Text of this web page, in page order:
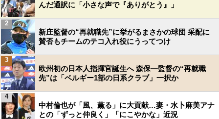
んだ通訳に「小さな声で『ありがとう』」
新庄監督の“再就職先”に挙がるまさかの球団 采配に
賛否もチームのテコ入れ役にうってつけ
2
欧州初の日本人指揮官誕生へ 森保一監督の“再就職
先”は「ベルギー1部の日系クラブ」一択か
3
中村倫也が「風、薫る」に大貢献…妻・水卜麻美アナ
との「ずっと仲良く」「にこやかな」近況
4